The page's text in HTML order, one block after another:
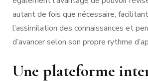
autant de fois que nécessaire,
l’assimilation des connaissances et
d’avancer selon son propre rythme
Une plateforme